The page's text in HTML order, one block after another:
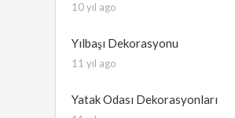
10 yıl ago
Yılbaşı Dekorasyonu
11 yıl ago
Yatak Odası Dekorasyonları